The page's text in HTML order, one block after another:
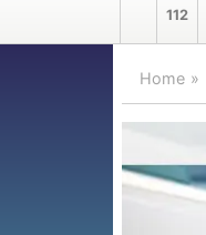
112
Home